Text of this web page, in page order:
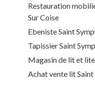
Restauration
Sur Coise
Ebeniste Saint
Tapissier Saint
Magasin de lit et
Achat vente lit Saint